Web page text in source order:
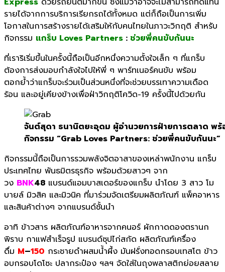
รายได้จากการบริการเรียกรถได้ทั้งหมด แต่ก็ถือเป็นการเพิ่ม
โอกาสในการสร้างรายได้เสริมให้กับคนไทยในภาวะวิกฤติ สำหรับ
กิจกรรม แกร็บ Loves Partners : ช่วยพี่คนขับกันนะ
ที่เราริเริ่มขึ้นในครั้งนี้ถือเป็นอีกหนึ่งความตั้งใจเล็ก ๆ ที่แกร็บ
ต้องการส่งมอบกำลังใจไปให้พี่ ๆ พาร์ทเนอร์คนขับ พร้อม
ตอกย้ำว่าแกร็บจะร่วมเป็นส่วนหนึ่งที่จะช่วยบรรเทาความเดือด
ร้อน และอยู่เคียงข้างเพื่อฝ่าวิกฤติโควิด-19 ครั้งนี้ไปด้วยกัน
จันต์สุดา ธนานิตยะอุดม ผู้อํานวยการฝ่ายการตลาด พ
กิจกรรม “Grab Loves Partners: ช่วยพี่คนขับกันนะ”
กิจกรรมนี้ถือเป็นการรวมพลังจิตอาสาของเหล่าพนักงาน แกร็บ
ประเทศไทย พันธมิตรธุรกิจ พร้อมด้วยสาวๆ จาก
วง BNK48 แบรนด์แอมบาสเดอร์ของแกร็บ นำโดย 3 สาว โม
บายล์ มิวสิค และมิวนิค ที่มาร่วมจัดเตรียมผลิตภัณฑ์ แพ็คอาหาร
และสินค้าต่างๆ จากแบรนด์ชั้นนำ
อาทิ ข้าวสาร ผลิตภัณฑ์อาหารจากคนอร์ ผักกาดดองตรานก
พิราบ กาแฟสำเร็จรูป แบรนด์ซุปไก่สกัด ผลิตภัณฑ์เครื่อง
ดื่ม M–150 กระชายดำผสมน้ำผึ้ง มันฝรั่งทอดกรอบเทสโต ข้าว
อบกรอบโดโซะ ปลากระป๋อง ฯลฯ จัดใส่ในถุงพลาสติกย่อยสลาย